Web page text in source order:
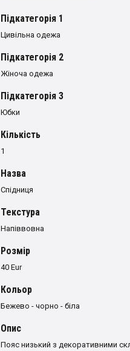
Пiдкатегорiя 1
Цивільна одежа
Пiдкатегорiя 2
Жіноча одежа
Пiдкатегорiя 3
Юбки
Кількість
1
Назва
Спідниця
Текстура
Напіввовна
Розмiр
40 Eur
Кольор
Бежево - чорно - біла
Опис
Пояс низький з декоративними